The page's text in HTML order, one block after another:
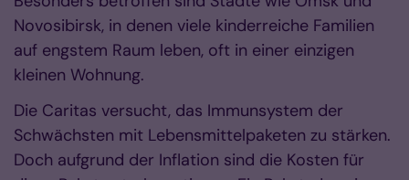
Novosibirsk, in denen viele kinderreiche Familien
auf engstem Raum leben, oft in einer einzigen
kleinen Wohnung.
Die Caritas versucht, das Immunsystem der
Schwächsten mit Lebensmittelpaketen zu stärken.
Doch aufgrund der Inflation sind die Kosten für